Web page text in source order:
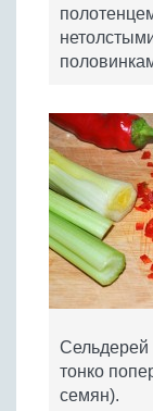
Сельдерей
тонко
семян).